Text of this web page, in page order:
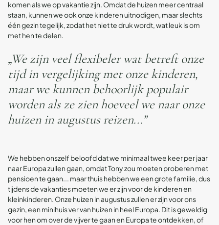
komen als we op vakantie zijn. Omdat de huizen meer centraal
staan, kunnen we ook onze kinderen uitnodigen, maar slechts
één gezin tegelijk, zodat het niet te druk wordt, wat leuk is om
met hen te delen.
„We zijn veel flexibeler wat betreft onze
tijd in vergelijking met onze kinderen,
maar we kunnen behoorlijk populair
worden als ze zien hoeveel we naar onze
huizen in augustus reizen...”
We hebben onszelf beloofd dat we minimaal twee keer per jaar
naar Europa zullen gaan, omdat Tony zou moeten proberen met
pensioen te gaan... maar thuis hebben we een grote familie, dus
tijdens de vakanties moeten we er zijn voor de kinderen en
kleinkinderen. Onze huizen in augustus zullen er zijn voor ons
gezin, een minihuis ver van huizen in heel Europa. Dit is geweldig
voor hen om over de vijver te gaan en Europa te ontdekken, of